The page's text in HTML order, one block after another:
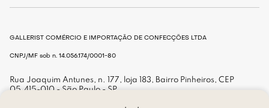
GALLERIST COMÉRCIO E IMPORTAÇÃO DE CONFECÇÕES LTDA
CNPJ/MF sob n. 14.056.174/0001-80
Rua Joaquim Antunes, n. 177, loja 183, Bairro Pinheiros, CEP
05.415-010 - São Paulo - SP